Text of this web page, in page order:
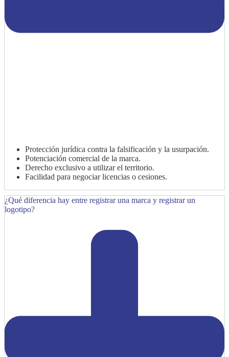
Protección jurídica contra la falsificación y la usurpación.
Potenciación comercial de la marca.
Derecho exclusivo a utilizar el territorio.
Facilidad para negociar licencias o cesiones.
¿Qué diferencia hay entre registrar una marca y registrar un
logotipo?